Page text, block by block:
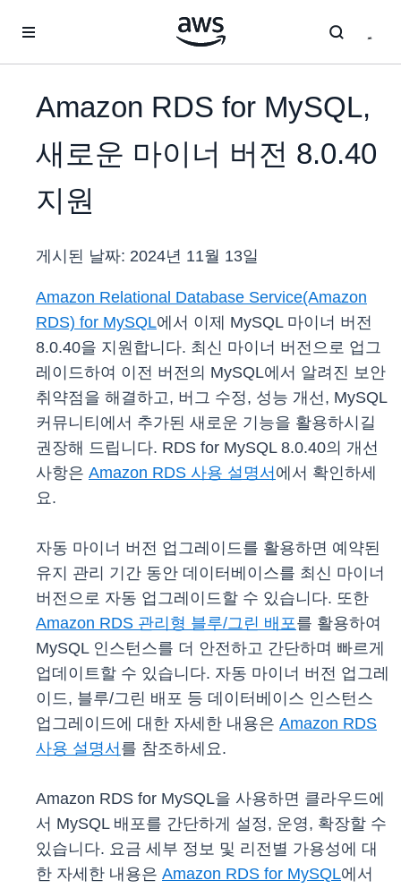
Amazon RDS for MySQL,
새로운 마이너 버전 8.0.40
지원
게시된 날짜: 2024년 11월 13일
Amazon Relational Database Service(Amazon
RDS) for MySQL에서 이제 MySQL 마이너 버전
8.0.40을 지원합니다. 최신 마이너 버전으로 업그
레이드하여 이전 버전의 MySQL에서 알려진 보안
취약점을 해결하고, 버그 수정, 성능 개선, MySQL
커뮤니티에서 추가된 새로운 기능을 활용하시길
권장해 드립니다. RDS for MySQL 8.0.40의 개선
사항은 Amazon RDS 사용 설명서 에서 확인하세
요.
자동 마이너 버전 업그레이드를 활용하면 예약된
유지 관리 기간 동안 데이터베이스를 최신 마이너
버전으로 자동 업그레이드할 수 있습니다. 또한
Amazon RDS 관리형 블루/그린 배포를 활용하여
MySQL 인스턴스를 더 안전하고 간단하며 빠르게
업데이트할 수 있습니다. 자동 마이너 버전 업그레
이드, 블루/그린 배포 등 데이터베이스 인스턴스
업그레이드에 대한 자세한 내용은 Amazon RDS
사용 설명서 를 참조하세요.
Amazon RDS for MySQL을 사용하면 클라우드에
서 MySQL 배포를 간단하게 설정, 운영, 확장할 수
있습니다. 요금 세부 정보 및 리전별 가용성에 대
한 자세한 내용은 Amazon RDS for MySQL에서